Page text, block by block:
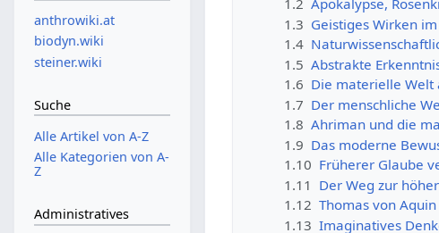
1.3 Geistiges Wirken
1.4
1.5 Abstrakte
1.6 Die materielle Welt
1.7 Der menschliche
1.8 Ahriman und die
1.9 Das moderne
1.10 Früherer Glaube
1.11 Der Weg zur
1.12 Thomas von
1.13 Imaginatives
anthrowiki.at
biodyn.wiki
steiner.wiki
Suche
Alle Artikel von A-Z
Alle Kategorien von A-
Z
Administratives